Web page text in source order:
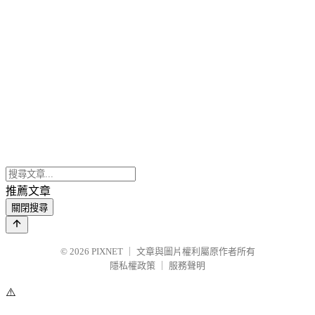
推薦文章
關閉搜尋
© 2026 PIXNET
文章與圖片權利屬原作者所有
隱私權政策
服務聲明
⚠️